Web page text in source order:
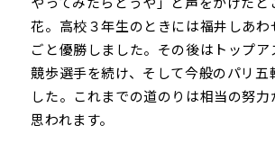
花。高校３年生のときには福井しあわ
ごと優勝しました。その後はトップア
競歩選手を続け、そして今般のパリ五
した。これまでの道のりは相当の努力
思われます。